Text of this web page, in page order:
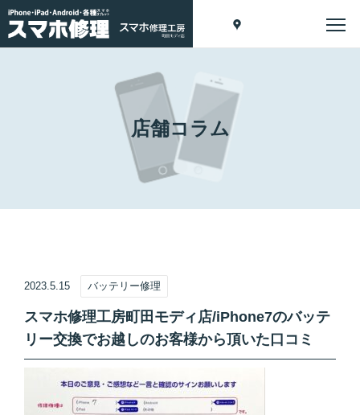
店舗コラム
2023.5.15 バッテリー修理
スマホ修理工房町田モディ店/iPhone7のバッテ
リー交換でお越しのお客様から頂いた口コミ